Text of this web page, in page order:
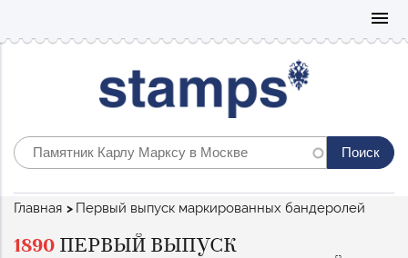
menu
Строка
Главная Первый выпуск маркированных бандеролей
1890 ПЕРВЫЙ ВЫПУСК